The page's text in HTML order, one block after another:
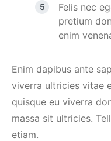
Felis nec
pretium
enim
Enim dapibus ante
viverra ultricies vitae
quisque eu viverra
massa sit ultricies.
etiam.